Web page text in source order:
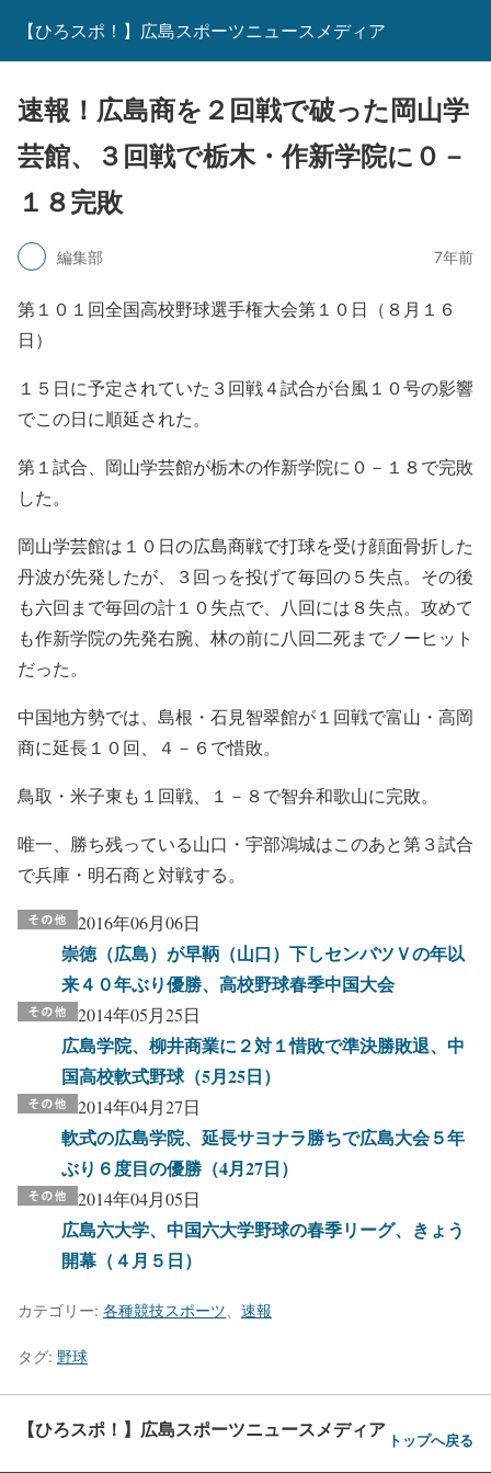
【ひろスポ！】広島スポーツニュースメディア
速報！広島商を２回戦で破った岡山学
芸館、３回戦で栃木・作新学院に０－
１８完敗
編集部 7年前
第１０１回全国高校野球選手権大会第１０日（８月１６
日）
１５日に予定されていた３回戦４試合が台風１０号の影響
でこの日に順延された。
第１試合、岡山学芸館が栃木の作新学院に０－１８で完敗
した。
岡山学芸館は１０日の広島商戦で打球を受け顔面骨折した
丹波が先発したが、３回っを投げて毎回の５失点。その後
も六回まで毎回の計１０失点で、八回には８失点。攻めて
も作新学院の先発右腕、林の前に八回二死までノーヒット
だった。
中国地方勢では、島根・石見智翠館が１回戦で富山・高岡
商に延長１０回、４－６で惜敗。
鳥取・米子東も１回戦、１－８で智弁和歌山に完敗。
唯一、勝ち残っている山口・宇部鴻城はこのあと第３試合
で兵庫・明石商と対戦する。
2016年06月06日
崇徳（広島）が早鞆（山口）下しセンバツＶの年以
来４０年ぶり優勝、高校野球春季中国大会
2014年05月25日
広島学院、柳井商業に２対１惜敗で準決勝敗退、中
国高校軟式野球（5月25日）
2014年04月27日
軟式の広島学院、延長サヨナラ勝ちで広島大会５年
ぶり６度目の優勝（4月27日）
2014年04月05日
広島六大学、中国六大学野球の春季リーグ、きょう
開幕（４月５日）
カテゴリー: 各種競技スポーツ 速報
タグ: 野球
【ひろスポ！】広島スポーツニュースメディア トップへ戻る